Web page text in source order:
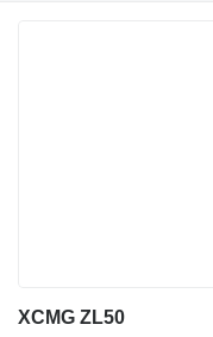
XCMG ZL50